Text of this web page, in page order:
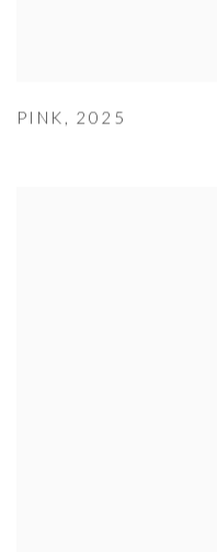
PINK , 2025